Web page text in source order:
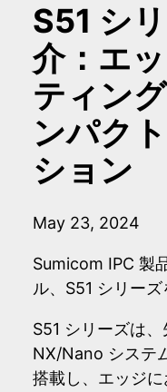
S51 シ
介：エ
ティン
ンパク
ション
May 23, 2024
Sumicom IPC 製
ル、S51 シリーズ
S51 シリーズは
NX/Nano システ
搭載し、エッジ